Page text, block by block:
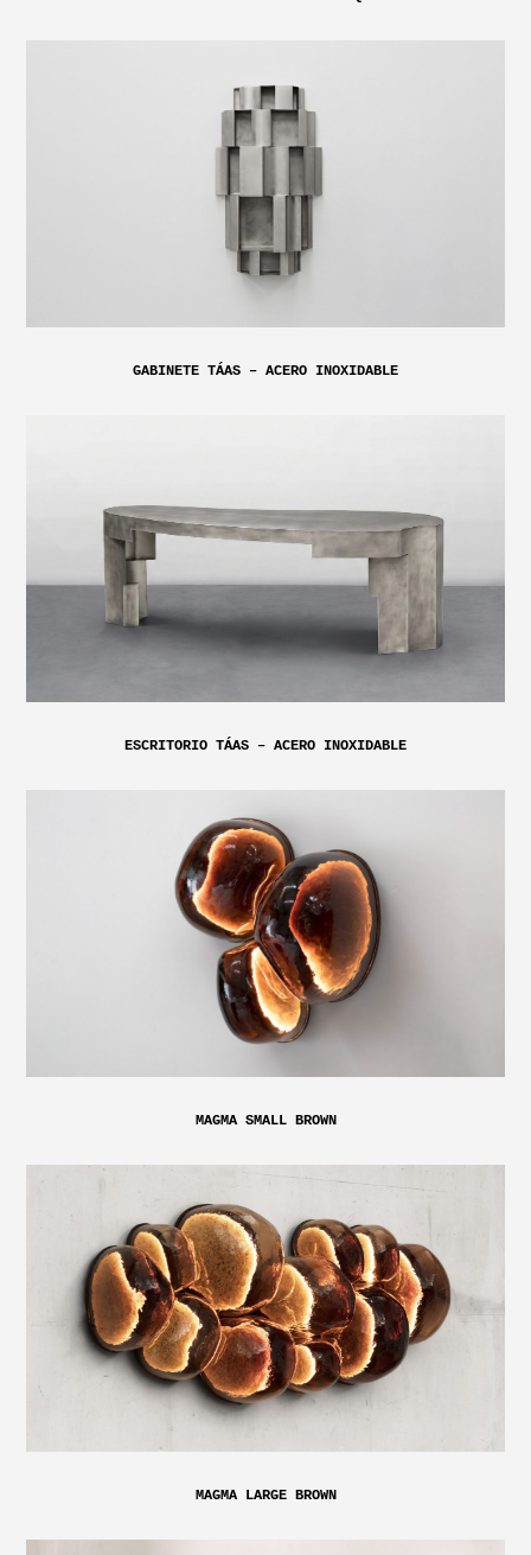
GABINETE TÁAS – ACERO INOXIDABLE
ESCRITORIO TÁAS – ACERO INOXIDABLE
MAGMA SMALL BROWN
MAGMA LARGE BROWN